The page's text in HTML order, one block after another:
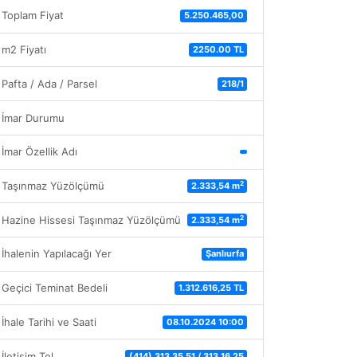
Toplam Fiyat 5.250.465,00
m2 Fiyatı 2250.00 TL
Pafta / Ada / Parsel 218/1
İmar Durumu
İmar Özellik Adı
Taşınmaz Yüzölçümü 2.333,54 m2
Hazine Hissesi Taşınmaz Yüzölçümü 2.333,54 m2
İhalenin Yapılacağı Yer Şanlıurfa
Geçici Teminat Bedeli 1.312.616,25 TL
İhale Tarihi ve Saati 08.10.2024 10:00